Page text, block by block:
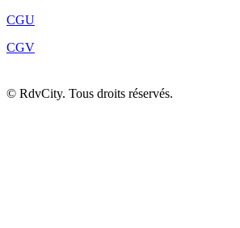
CGU
CGV
© RdvCity. Tous droits réservés.